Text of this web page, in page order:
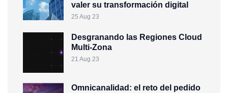
valer su transformación digital
25 Aug 23
Desgranando las Regiones Cloud
Multi-Zona
21 Aug 23
Omnicanalidad: el reto del pedido